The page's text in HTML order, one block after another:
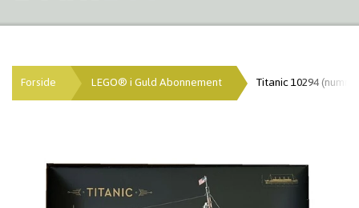
Forside LEGO® i Guld Abonnement Titanic 10294